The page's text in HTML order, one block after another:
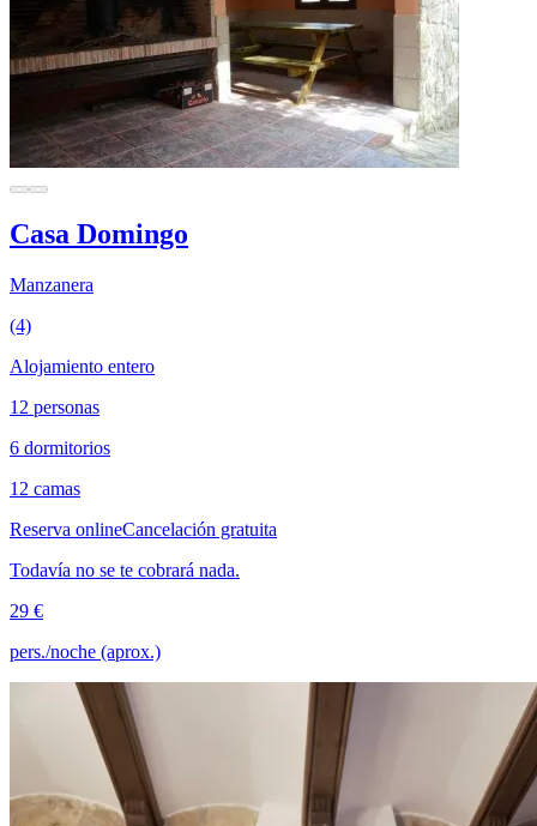
Casa Domingo
Manzanera
(4)
Alojamiento entero
12 personas
6 dormitorios
12 camas
Reserva onlineCancelación gratuita
Todavía no se te cobrará nada.
29 €
pers./noche (aprox.)